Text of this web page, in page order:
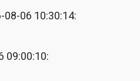
08-06 10:30:14:
09:00:10: